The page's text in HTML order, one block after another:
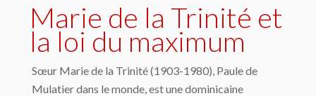
Marie de la Trinité et
la loi du maximum
Sœur Marie de la Trinité (1903-1980), Paule de
Mulatier dans le monde, est une dominicaine